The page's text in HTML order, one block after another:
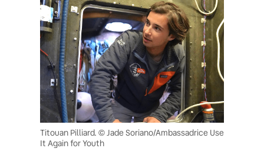
Titouan Pilliard. © Jade Soriano/Ambassadrice Use
It Again for Youth